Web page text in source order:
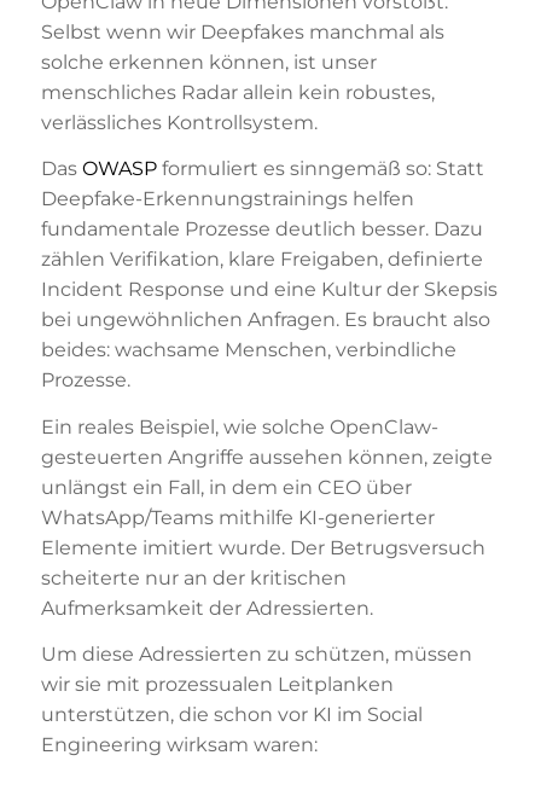
Selbst wenn wir Deepfakes manchmal als
solche erkennen können, ist unser
menschliches Radar allein kein robustes,
verlässliches Kontrollsystem.
Das OWASPformuliert es sinngemäß so: Statt
Deepfake-Erkennungstrainings helfen
fundamentale Prozesse deutlich besser. Dazu
zählen Verifikation, klare Freigaben, definierte
Incident Response und eine Kultur der Skepsis
bei ungewöhnlichen Anfragen. Es braucht also
beides: wachsame Menschen, verbindliche
Prozesse.
Ein reales Beispiel, wie solche OpenClaw-
gesteuerten Angriffe aussehen können, zeigte
unlängst ein Fall, in dem ein CEO über
WhatsApp/Teams mithilfe KI-generierter
Elemente imitiert wurde. Der Betrugsversuch
scheiterte nur an der kritischen
Aufmerksamkeit der Adressierten.
Um diese Adressierten zu schützen, müssen
wir sie mit prozessualen Leitplanken
unterstützen, die schon vor KI im Social
Engineering wirksam waren: